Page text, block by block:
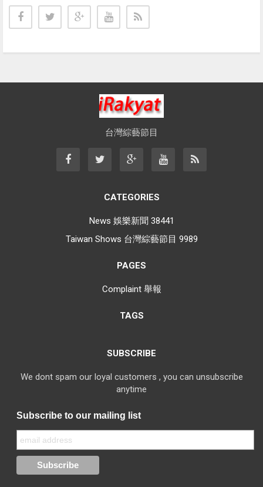
台灣綜藝節目
CATEGORIES
News 娛樂新聞 38441
Taiwan Shows 台灣綜藝節目 9989
PAGES
Complaint 舉報
TAGS
SUBSCRIBE
We dont spam our loyal customers , you can unsubscribe
anytime
Subscribe to our mailing list